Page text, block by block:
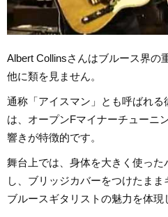
Albert Collinsさんはブルース界の
他に類を見ません。
通称「アイスマン」とも呼ばれ
は、オープンFマイナーチューニ
響きが特徴的です。
舞台上では、身体を大きく使っ
し、ブリッジカバーをつけたま
ブルースギタリストの魅力を体現